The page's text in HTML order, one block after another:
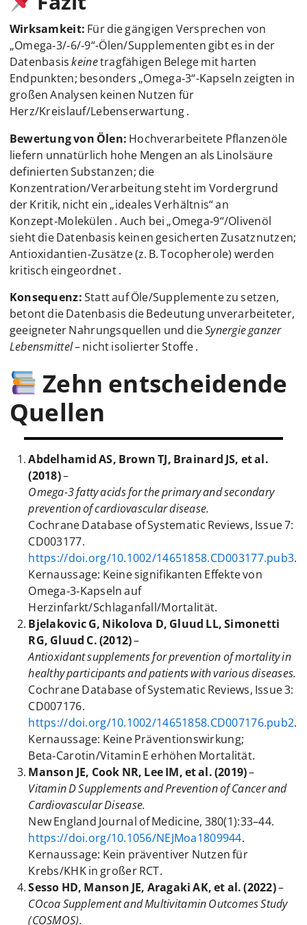
Wirksamkeit: Für die gängigen Versprechen von
„Omega‑3/‑6/‑9“-Ölen/Supplementen gibt es in der
Datenbasiskeinetragfähigen Belege mit harten
Endpunkten; besonders „Omega‑3“-Kapseln zeigten in
großen Analysen keinen Nutzen für
Herz/Kreislauf/Lebenserwartung .
Bewertung von Ölen: Hochverarbeitete Pflanzenöle
liefern unnatürlich hohe Mengen an als Linolsäure
definierten Substanzen; die
Konzentration/Verarbeitung steht im Vordergrund
der Kritik, nicht ein „ideales Verhältnis“ an
Konzept‑Molekülen . Auch bei „Omega‑9“/Olivenöl
sieht die Datenbasis keinen gesicherten Zusatznutzen;
Antioxidantien‑Zusätze (z. B. Tocopherole) werden
kritisch eingeordnet .
Konsequenz:Statt auf Öle/Supplemente zu setzen,
betont die Datenbasis die Bedeutung unverarbeiteter,
geeigneter Nahrungsquellen und dieSynergie ganzer
Lebensmittel– nicht isolierter Stoffe .
Zehn entscheidende
Quellen
Abdelhamid AS, Brown TJ, Brainard JS, et al.
(2018)–
Omega-3 fatty acids for the primary and secondary
prevention of cardiovascular disease.
Cochrane Database of Systematic Reviews, Issue 7:
CD003177.
https://doi.org/10.1002/14651858.CD003177.pub3.
Kernaussage: Keine signifikanten Effekte von
Omega‑3‑Kapseln auf
Herzinfarkt/Schlaganfall/Mortalität.
Bjelakovic G, Nikolova D, Gluud LL, Simonetti
RG, Gluud C. (2012)–
Antioxidant supplements for prevention of mortality in
healthy participants and patients with various diseases.
Cochrane Database of Systematic Reviews, Issue 3:
CD007176.
https://doi.org/10.1002/14651858.CD007176.pub2.
Kernaussage: Keine Präventionswirkung;
Beta‑Carotin/Vitamin E erhöhen Mortalität.
Manson JE, Cook NR, Lee IM, et al. (2019)–
Vitamin D Supplements and Prevention of Cancer and
Cardiovascular Disease.
New England Journal of Medicine, 380(1):33–44.
https://doi.org/10.1056/NEJMoa1809944.
Kernaussage: Kein präventiver Nutzen für
Krebs/KHK in großer RCT.
Sesso HD, Manson JE, Aragaki AK, et al. (2022)–
COcoa Supplement and Multivitamin Outcomes Study
(COSMOS).